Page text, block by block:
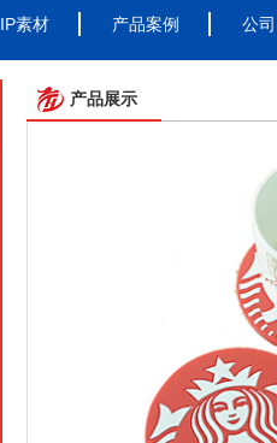
IP素材 产品案例 公
产品展示